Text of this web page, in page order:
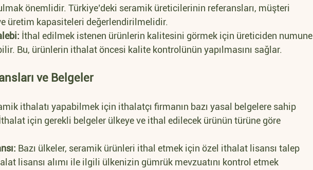
önemlidir. Türkiye’deki seramik üreticilerinin referansları, müşteri
üretim kapasiteleri değerlendirilmelidir.
İthal edilmek istenen ürünlerin kalitesini görmek için üreticiden numune
Bu, ürünlerin ithalat öncesi kalite kontrolünün yapılmasını sağlar.
ve Belgeler
ithalatı yapabilmek için ithalatçı firmanın bazı yasal belgelere sahip
için gerekli belgeler ülkeye ve ithal edilecek ürünün türüne göre
Bazı ülkeler, seramik ürünleri ithal etmek için özel ithalat lisansı talep
lisansı alımı ile ilgili ülkenizin gümrük mevzuatını kontrol etmek